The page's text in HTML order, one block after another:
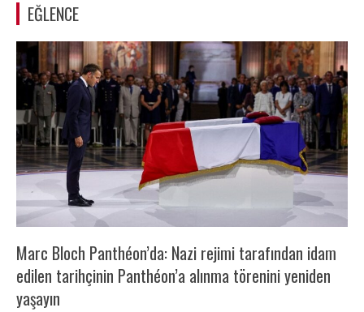
EĞLENCE
Marc Bloch Panthéon’da: Nazi rejimi tarafından idam
edilen tarihçinin Panthéon’a alınma törenini yeniden
yaşayın